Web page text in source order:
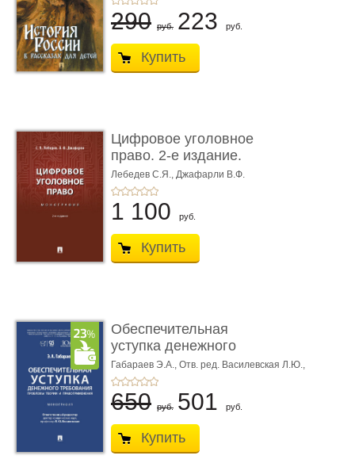
290 руб. 223 руб.
Купить
Цифровое уголовное
право. 2-е издание.
Монограф ...
Лебедев С.Я., Джафарли В.Ф.
1 100 руб.
Купить
Обеспечительная
уступка денежного
требования ...
Габараев Э.А., Отв. ред. Василевская Л.Ю.,
вступ. сл. Каретина М.Г.
650 руб. 501 руб.
Купить